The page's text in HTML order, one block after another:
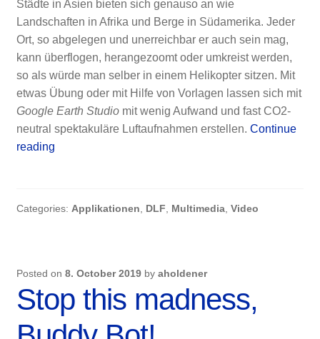
Städte in Asien bieten sich genauso an wie
Landschaften in Afrika und Berge in Südamerika. Jeder
Ort, so abgelegen und unerreichbar er auch sein mag,
kann überflogen, herangezoomt oder umkreist werden,
so als würde man selber in einem Helikopter sitzen. Mit
etwas Übung oder mit Hilfe von Vorlagen lassen sich mit
Google Earth Studiomit wenig Aufwand und fast CO2-
neutral spektakuläre Luftaufnahmen erstellen. Continue
readingÜber
Studio
Categories: Applikationen DLF Multimedia, Video
Posted on 8. October 2019 by aholdener
Stop this madness,